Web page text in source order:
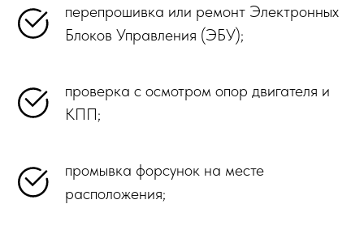
перепрошивка или ремонт Электронных
Блоков Управления (ЭБУ);
проверка с осмотром опор двигателя и
КПП;
промывка форсунок на месте
расположения;